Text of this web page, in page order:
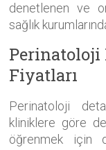
denetlenen ve
sağlık
Perinatoloji
Fiyatları
Perinatoloji
kliniklere göre
öğrenmek için